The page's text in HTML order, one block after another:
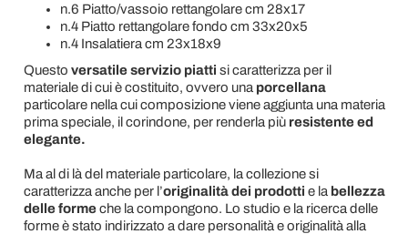
n.6 Piatto/vassoio rettangolare cm 28x17
n.4 Piatto rettangolare fondo cm 33x20x5
n.4 Insalatiera cm 23x18x9
Questo versatile servizio piatti si caratterizza per il
materiale di cui è costituito, ovvero una porcellana
particolare nella cui composizione viene aggiunta una materia
prima speciale, il corindone, per renderla più resistente ed
elegante.
Ma al di là del materiale particolare, la collezione si
caratterizza anche per l’originalità dei prodotti e la bellezza
delle formeche la compongono. Lo studio e la ricerca delle
forme è stato indirizzato a dare personalità e originalità alla